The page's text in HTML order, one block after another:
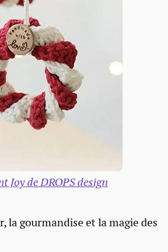
Joy de DROPS design
la gourmandise et la magie des